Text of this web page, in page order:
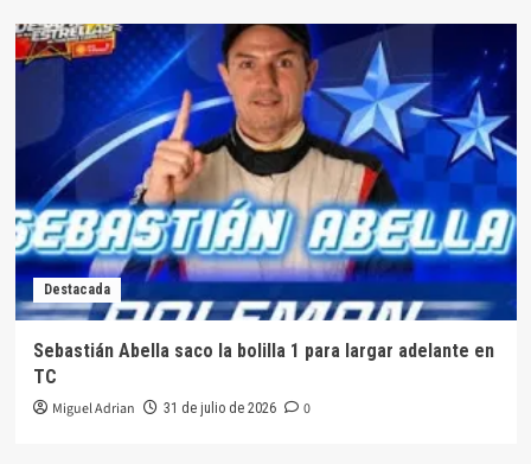
Grippo,
Canela
Ballerini
adjudicaron
las
de
C2
Destacada
Sebastián Abella saco la bolilla 1 para largar adelante en
TC
Miguel Adrian 31 de julio de 2026 0